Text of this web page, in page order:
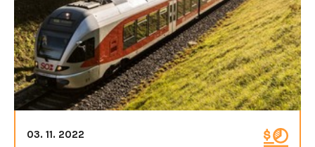
03. 11. 2022